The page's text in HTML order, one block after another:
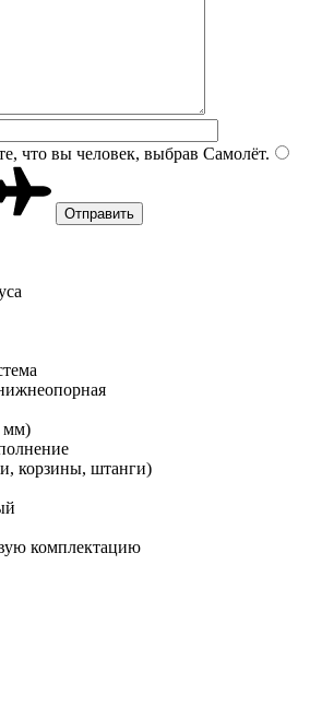
что вы человек, выбрав Самолёт.
мм)
корзины, штанги)
комплектацию